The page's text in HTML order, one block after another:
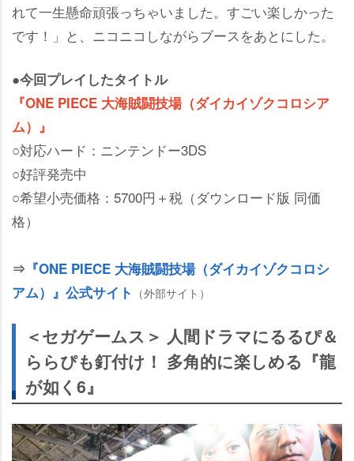
れて一生懸命頑張っちゃいました。すごい楽しかった
です！」と、ニコニコしながらブースをあとにした。
●今回プレイしたタイトル
『ONE PIECE 大海賊闘技場（ダイカイゾクコロシア
ム）』
○対応ハード：ニンテンドー3DS
○好評発売中
○希望小売価格：5700円＋税（ダウンロード版 同価
格）
⇒ 『ONE PIECE 大海賊闘技場（ダイカイゾクコロシ
アム）』公式サイト （外部サイト）
＜セガゲームス＞ 人間ドラマにるるぴ＆
ららぴも釘付け！ 多角的に楽しめる『龍
が如く6』